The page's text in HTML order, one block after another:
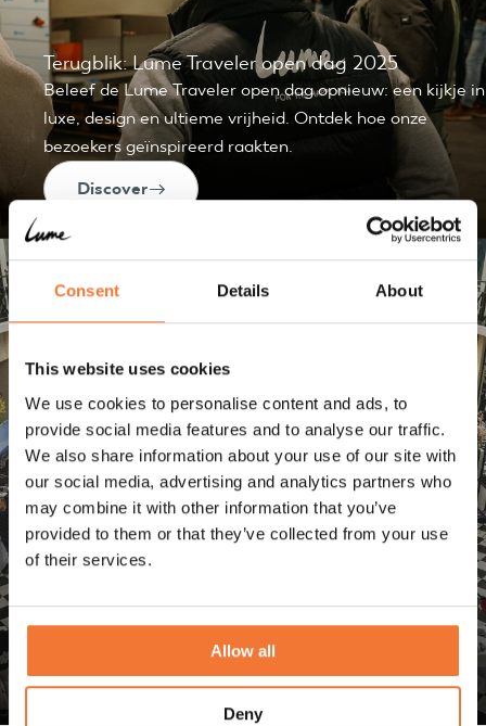
Consent Details About
This website uses cookies
We use cookies to personalise content and ads, to
provide social media features and to analyse our traffic.
We also share information about your use of our site with
our social media, advertising and analytics partners who
may combine it with other information that you’ve
provided to them or that they’ve collected from your use
of their services.
Allow all
Deny
Terugblik: Lume Traveler open dag 2025
Beleef de Lume Traveler open dag opnieuw: een kijkje in
luxe, design en ultieme vrijheid. Ontdek hoe onze
bezoekers geïnspireerd raakten.
Discover
Terugblik op A Lazy Sunday Afternoon 2024
de Lume Traveler. Bekijk de aftermovie en ontdek
stijlvol reizen in onze showroom in Holten!
Discover